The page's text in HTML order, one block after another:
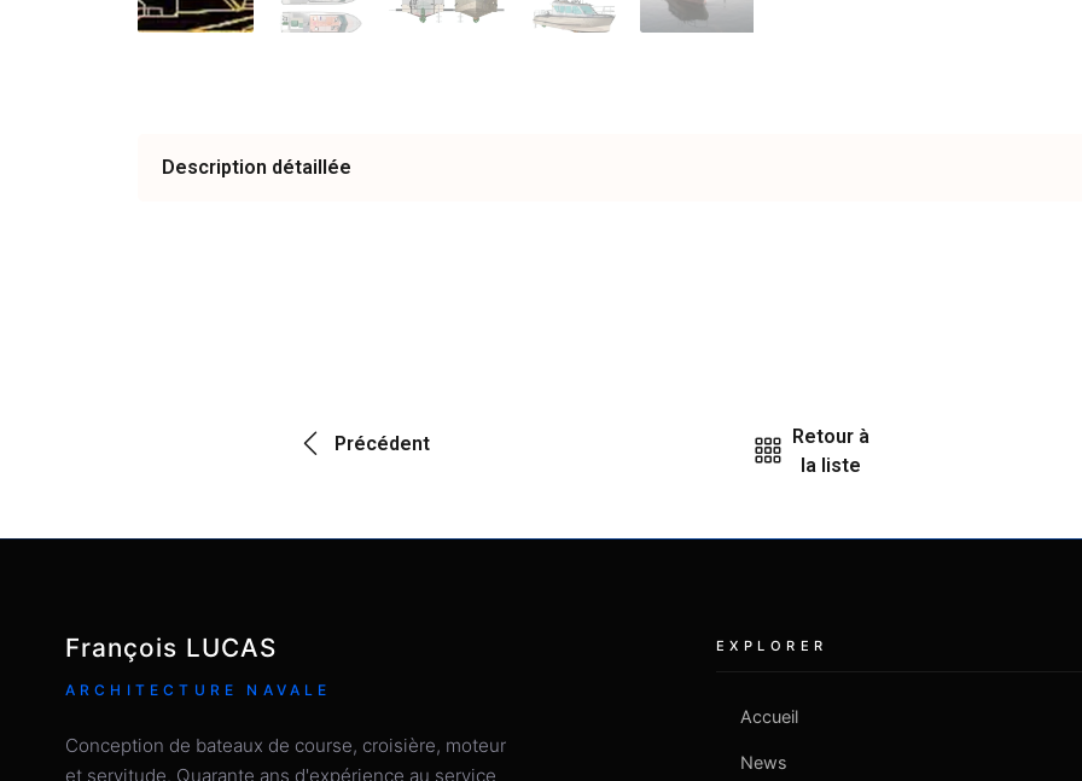
Description détaillée
Précédent
Retour à
la liste
François LUCAS
ARCHITECTURE NAVALE
Conception de bateaux de course, croisière, moteur
et servitude. Quarante ans d'expérience au service
EXPLORER
Accueil
News